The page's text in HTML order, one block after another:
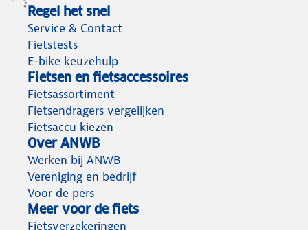
Regel het snel
Service & Contact
Fietstests
E-bike keuzehulp
Fietsen en fietsaccessoires
Fietsassortiment
Fietsendragers vergelijken
Fietsaccu kiezen
Over ANWB
Werken bij ANWB
Vereniging en bedrijf
Voor de pers
Meer voor de fiets
Fietsverzekeringen